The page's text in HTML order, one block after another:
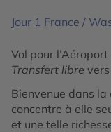
Jour 1 France /
Vol pour
Transfert libre
Bienvenue dans
concentre à elle
et une telle